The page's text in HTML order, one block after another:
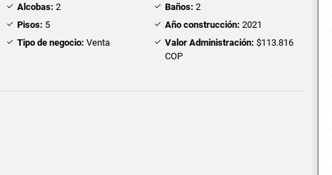
Alcobas: 2 Baños: 2
Pisos: 5 Año construcción: 2021
Tipo de negocio: Venta Valor Administración: $113.816
COP